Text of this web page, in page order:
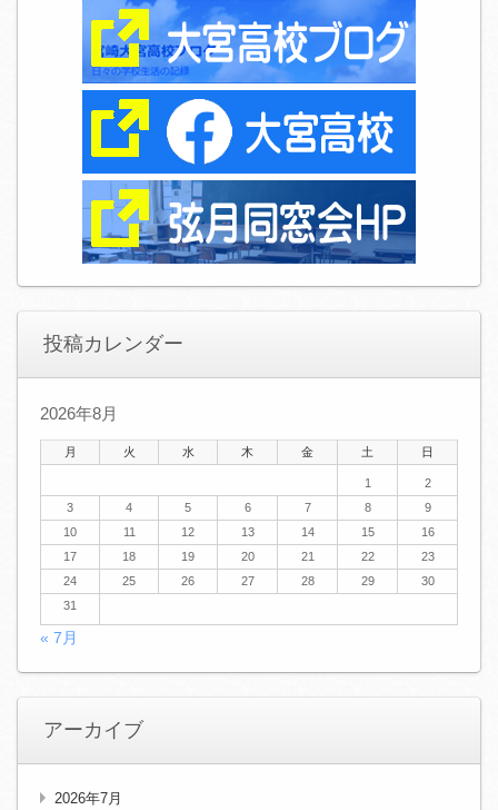
投稿カレンダー
2026年8月
月 火 水 木 金 土 日
1
2
3
4 5 6 7 8
9
10
11 12 13 14 15
16
17
18 19 20 21 22
23
24
25 26 27 28 29
30
31
« 7月
アーカイブ
2026年7月